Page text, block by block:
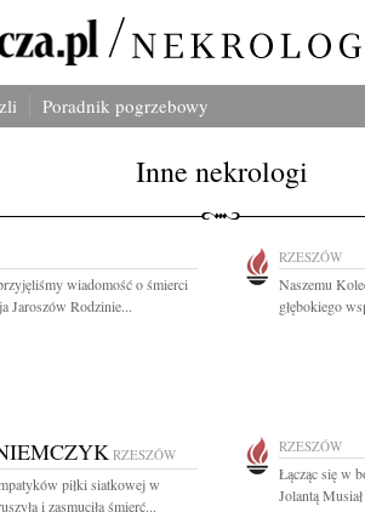
Poradnik pogrzebowy
Inne nekrologi
wiadomość o śmierci
Jaroszów Rodzinie...
RZESZÓW
Naszemu
głębokiego
RZESZÓW
piłki siatkowej w
i zasmuciła śmierć...
RZESZÓW
Łącząc się w
Jolantą